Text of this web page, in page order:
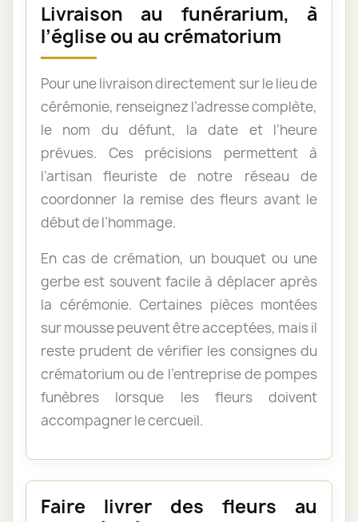
Livraison au funérarium, à
l’église ou au crématorium
Pour une livraison directement sur le lieu de
cérémonie, renseignez l’adresse complète,
le nom du défunt, la date et l’heure
prévues. Ces précisions permettent à
l’artisan fleuriste de notre réseau de
coordonner la remise des fleurs avant le
début de l’hommage.
En cas de crémation, un bouquet ou une
gerbe est souvent facile à déplacer après
la cérémonie. Certaines pièces montées
sur mousse peuvent être acceptées, mais il
reste prudent de vérifier les consignes du
crématorium ou de l’entreprise de pompes
funèbres lorsque les fleurs doivent
accompagner le cercueil.
Faire livrer des fleurs au